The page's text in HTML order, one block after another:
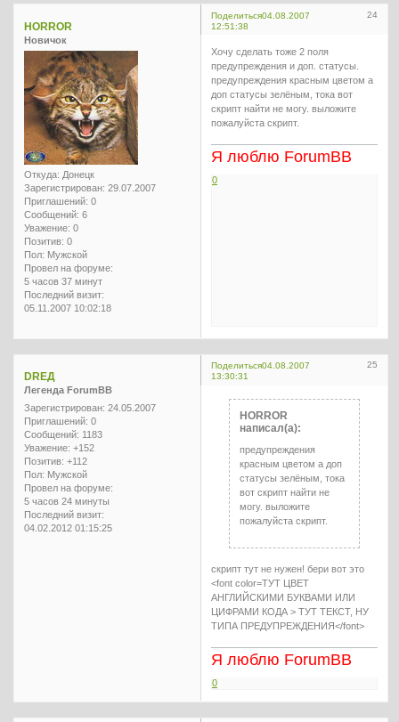
Поделиться 24
04.08.2007
12:51:38
HORROR
Новичок
Откуда: Донецк
Зарегистрирован: 29.07.2007
Приглашений: 0
Сообщений: 6
Уважение: 0
Позитив: 0
Пол: Мужской
Провел на форуме:
5 часов 37 минут
Последний визит:
05.11.2007 10:02:18
Хочу сделать тоже 2 поля
предупреждения и доп. статусы.
предупреждения красным цветом а
доп статусы зелёным, тока вот
скрипт найти не могу. выложите
пожалуйста скрипт.
Я люблю ForumBB
0
Поделиться 25
04.08.2007
13:30:31
DREД
Легенда ForumBB
Зарегистрирован: 24.05.2007
Приглашений: 0
Сообщений: 1183
Уважение: +152
Позитив: +112
Пол: Мужской
Провел на форуме:
5 часов 24 минуты
Последний визит:
04.02.2012 01:15:25
HORROR
написал(а):
предупреждения
красным цветом а доп
статусы зелёным, тока
вот скрипт найти не
могу. выложите
пожалуйста скрипт.
скрипт тут не нужен! бери вот это
<font color=ТУТ ЦВЕТ
АНГЛИЙСКИМИ БУКВАМИ ИЛИ
ЦИФРАМИ КОДА > ТУТ ТЕКСТ, НУ
ТИПА ПРЕДУПРЕЖДЕНИЯ</font>
Я люблю ForumBB
0